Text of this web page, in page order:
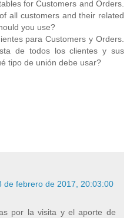
for Customers and Orders.
all customers and their related
you use?
para Customers y Orders.
de todos los clientes y sus
tipo de unión debe usar?
de febrero de 2017, 20:03:00
por la visita y el aporte de